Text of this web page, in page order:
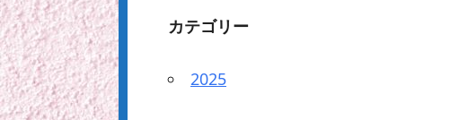
カテゴリー
2025